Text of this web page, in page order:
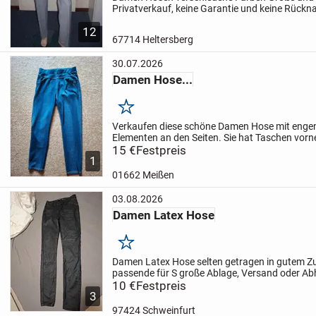
12
Privatverkauf, keine Garantie und keine
67714 Heltersberg
1
30.07.2026
Damen Hose...
Merken
Verkaufen diese schöne Damen Hose mit
Elementen an den Seiten. Sie hat Taschen
getragen, dehnbar und macht einen geilen
15 €Festpreis
01662 Meißen
3
03.08.2026
Damen Latex Hose
Merken
Damen Latex Hose selten getragen in gutem
passende für S großeAblage, Versand oder
10 €Festpreis
97424 Schweinfurt